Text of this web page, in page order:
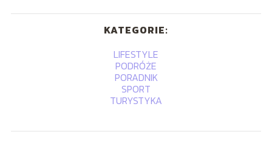
KATEGORIE:
LIFESTYLE
PODRÓŻE
PORADNIK
SPORT
TURYSTYKA